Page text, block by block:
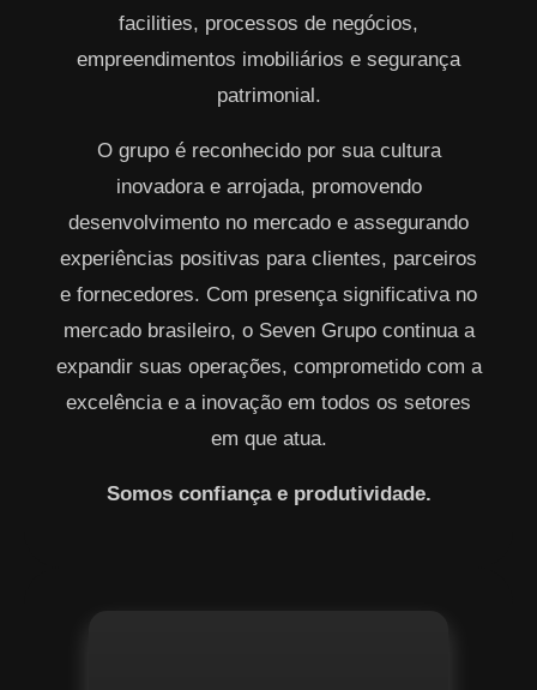
facilities, processos de negócios,
empreendimentos imobiliários e segurança
patrimonial.
O grupo é reconhecido por sua cultura
inovadora e arrojada, promovendo
desenvolvimento no mercado e assegurando
experiências positivas para clientes, parceiros
e fornecedores. Com presença significativa no
mercado brasileiro, o Seven Grupo continua a
expandir suas operações, comprometido com a
excelência e a inovação em todos os setores
em que atua.
Somos confiança e produtividade.